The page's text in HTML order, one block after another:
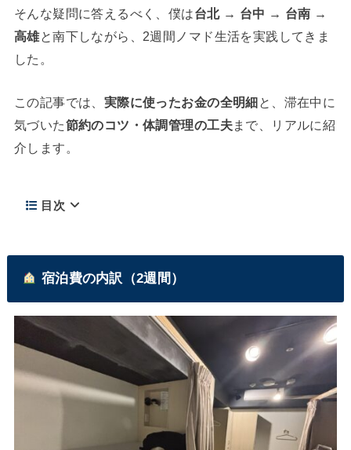
そんな疑問に答えるべく、僕は台北 → 台中 → 台南 →
高雄と南下しながら、2週間ノマド生活を実践してきま
した。
この記事では、 実際に使ったお金の全明細と、滞在中に
気づいた節約のコツ・体調管理の工夫まで、リアルに紹
介します。
目次
宿泊費の内訳（2週間）